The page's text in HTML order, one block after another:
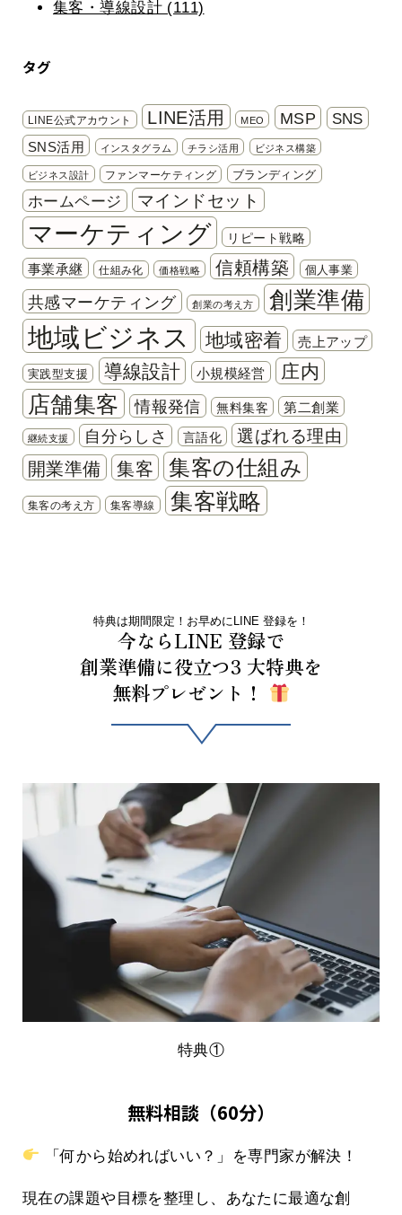
集客・導線設計 (111)
タグ
LINE公式アカウント LINE活用 MEO MSP SNS
SNS活用 インスタグラム チラシ活用 ビジネス構築
ビジネス設計 ファンマーケティング ブランディング
ホームページ マインドセット
マーケティング リピート戦略
事業承継 仕組み化 価格戦略 信頼構築 個人事業
共感マーケティング 創業の考え方 創業準備
地域ビジネス 地域密着 売上アップ
実践型支援 導線設計 小規模経営 庄内
店舗集客 情報発信 無料集客 第二創業
継続支援 自分らしさ 言語化 選ばれる理由
開業準備 集客 集客の仕組み
集客の考え方 集客導線 集客戦略
特典は期間限定！お早めにLINE 登録を！
今ならLINE 登録で
創業準備に役立つ3 大特典を
無料プレゼント！
特典①
無料相談（60分）
「何から始めればいい？」を専門家が解決！
現在の課題や目標を整理し、あなたに最適な創